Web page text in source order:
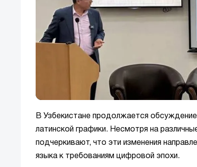
В Узбекистане продолжается
латинской графики. Несмотря на
подчеркивают, что эти изменения
языка к требованиям цифровой эпохи.